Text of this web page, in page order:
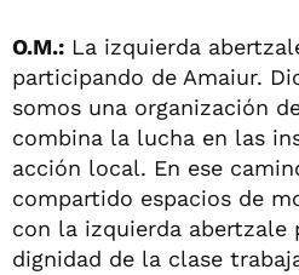
O.M.: La izquierda
participando de Amaiur.
somos una organización
combina la lucha en las
acción local. En ese
compartido espacios de
con la izquierda abertzale
dignidad de la clase